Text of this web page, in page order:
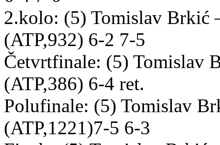
2.kolo: (5) Tomislav
(ATP,932) 6-2 7-5
Četvrtfinale: (5) Tomislav
(ATP,386) 6-4 ret.
Polufinale: (5) Tomislav
(ATP,1221)7-5 6-3